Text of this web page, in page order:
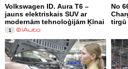
Volkswagen ID. Aura T6 –
jauns elektriskais SUV ar
modernām tehnoloģijām Ķīnai
1
No
tirgū